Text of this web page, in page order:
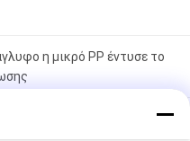
η μικρό PP έντυσε το
απελευθέρωσης η
απελευθέρωσης για